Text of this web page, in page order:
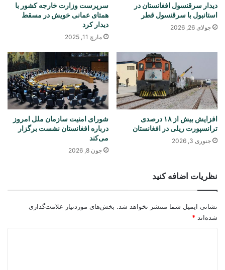
دیدار سرقنسول افغانستان در
استانبول با سرقنسول قطر
جولای 26, 2026
سرپرست وزارت خارجه کشور با
همتای عمانی خویش در مسقط
دیدار کرد
مارچ 11, 2025
افزایش بیش از ۱۸ درصدی
ترانسپورت ریلی در افغانستان
جنوری 3, 2026
شورای امنیت سازمان ملل امروز
درباره افغانستان نشست برگزار
می‌کند
جون 8, 2026
نظریات اضافه کنید
نشانی ایمیل شما منتشر نخواهد شد. بخش‌های موردنیاز علامت‌گذاری
شده‌اند *